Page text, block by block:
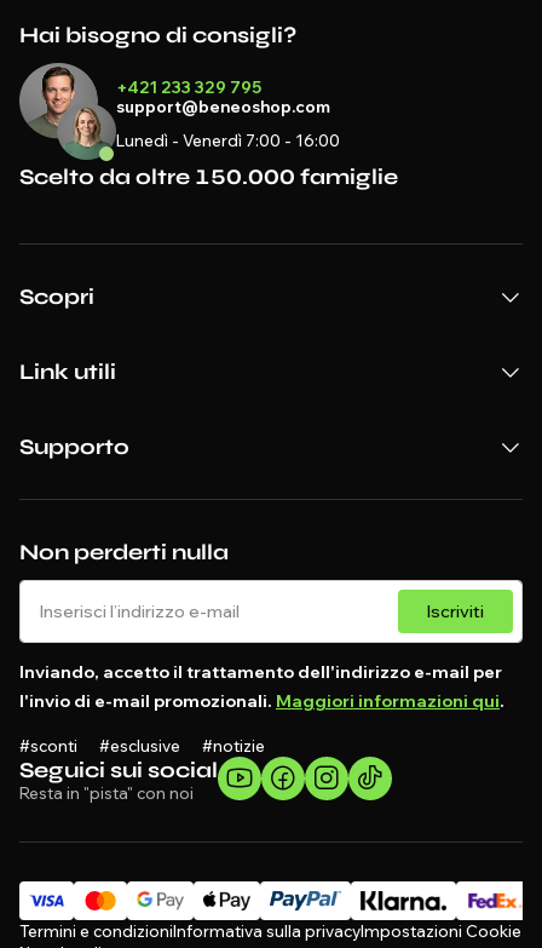
Seguici sui social
Resta in "pista" con noi
Non perderti nulla
Iscriviti
Inviando, accetto il trattamento dell'indirizzo e-mail per
l'invio di e-mail promozionali. Maggiori informazioni qui.
#sconti #esclusive #notizie
Hai bisogno di consigli?
+421 233 329 795
support@beneoshop.com
Lunedì - Venerdì 7:00 - 16:00
Scelto da oltre 150.000 famiglie
Scopri
Link utili
Supporto
Termini e condizioniInformativa sulla privacyImpostazioni Cookie